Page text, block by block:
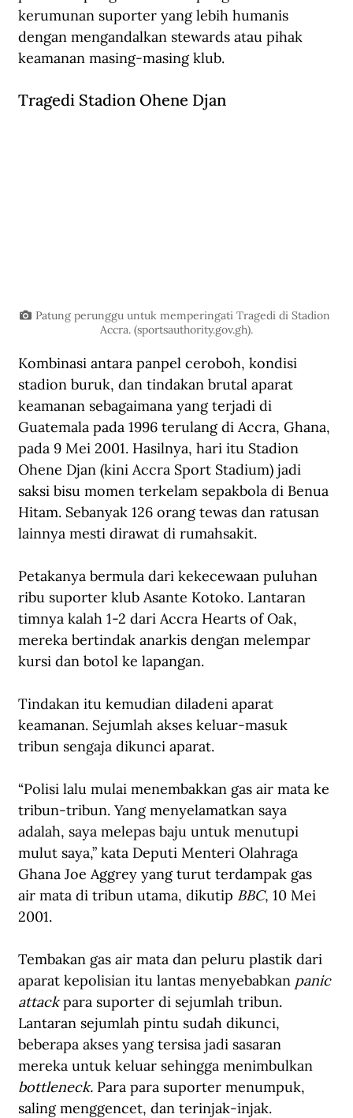
kerumunan suporter yang lebih humanis
dengan mengandalkan stewards atau pihak
keamanan masing-masing klub.
Tragedi Stadion Ohene Djan
Patung perunggu untuk memperingati Tragedi di Stadion
Accra. (sportsauthority.gov.gh).
Kombinasi antara panpel ceroboh, kondisi
stadion buruk, dan tindakan brutal aparat
keamanan sebagaimana yang terjadi di
Guatemala pada 1996 terulang di Accra, Ghana,
pada 9 Mei 2001. Hasilnya, hari itu Stadion
Ohene Djan (kini Accra Sport Stadium) jadi
saksi bisu momen terkelam sepakbola di Benua
Hitam. Sebanyak 126 orang tewas dan ratusan
lainnya mesti dirawat di rumahsakit.
Petakanya bermula dari kekecewaan puluhan
ribu suporter klub Asante Kotoko. Lantaran
timnya kalah 1-2 dari Accra Hearts of Oak,
mereka bertindak anarkis dengan melempar
kursi dan botol ke lapangan.
Tindakan itu kemudian diladeni aparat
keamanan. Sejumlah akses keluar-masuk
tribun sengaja dikunci aparat.
“Polisi lalu mulai menembakkan gas air mata ke
tribun-tribun. Yang menyelamatkan saya
adalah, saya melepas baju untuk menutupi
mulut saya,” kata Deputi Menteri Olahraga
Ghana Joe Aggrey yang turut terdampak gas
air mata di tribun utama, dikutip BBC, 10 Mei
2001.
Tembakan gas air mata dan peluru plastik dari
aparat kepolisian itu lantas menyebabkan panic
attack para suporter di sejumlah tribun.
Lantaran sejumlah pintu sudah dikunci,
beberapa akses yang tersisa jadi sasaran
mereka untuk keluar sehingga menimbulkan
bottleneck. Para para suporter menumpuk,
saling menggencet, dan terinjak-injak.